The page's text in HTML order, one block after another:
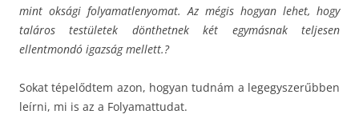
mint oksági folyamatlenyomat. Az mégis hogyan lehet, hogy
taláros testületek dönthetnek két egymásnak teljesen
ellentmondó igazság mellett.?
Sokat tépelődtem azon, hogyan tudnám a legegyszerűbben
leírni, mi is az a Folyamattudat.